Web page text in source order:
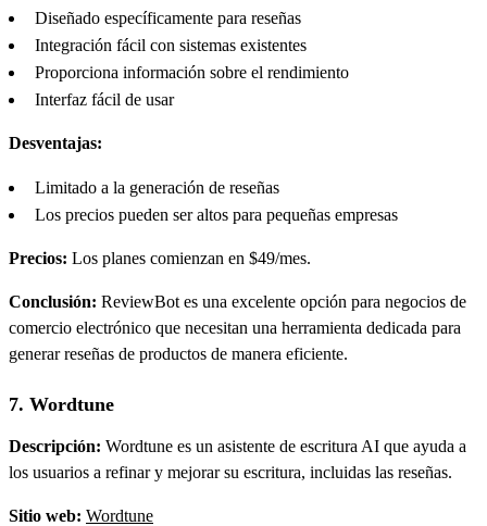
Diseñado específicamente para reseñas
Integración fácil con sistemas existentes
Proporciona información sobre el rendimiento
Interfaz fácil de usar
Desventajas:
Limitado a la generación de reseñas
Los precios pueden ser altos para pequeñas empresas
Precios: Los planes comienzan en $49/mes.
Conclusión: ReviewBot es una excelente opción para negocios de
comercio electrónico que necesitan una herramienta dedicada para
generar reseñas de productos de manera eficiente.
7. Wordtune
Descripción: Wordtune es un asistente de escritura AI que ayuda a
los usuarios a refinar y mejorar su escritura, incluidas las reseñas.
Sitio web: Wordtune